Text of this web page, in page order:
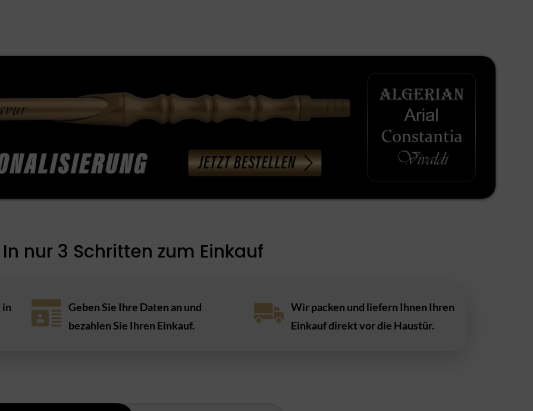
In nur 3 Schritten zum Einkauf
in
Geben Sie Ihre Daten an und
bezahlen Sie Ihren Einkauf.
Wir packen und liefern Ihnen Ihren
Einkauf direkt vor die Haustür.